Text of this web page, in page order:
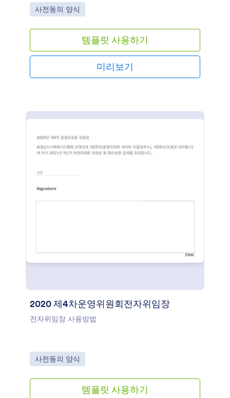
Go to Category:
사전동의 양식
템플릿 사용하기
미리보기
2020 제4차운영위원회전자위임장
전자위임장 사용방법
Go to Category:
사전동의 양식
템플릿 사용하기